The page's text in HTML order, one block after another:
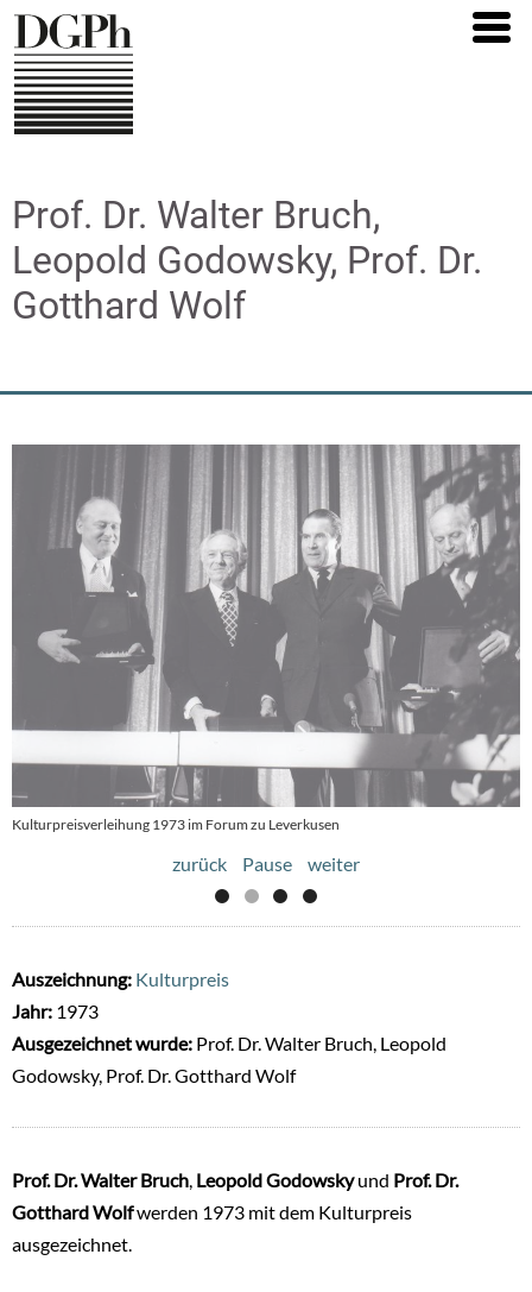
Direkt
zum
Inhalt
Prof. Dr. Walter Bruch,
Leopold Godowsky, Prof. Dr.
Gotthard Wolf
Kulturpreisverleihung 1973 im Forum zu Leverkusen
Kulturpreisverleihung 1973 im Forum zu Leverkusen
zurück Pause weiter
Auszeichnung: Kulturpreis
Jahr: 1973
Ausgezeichnet wurde: Prof. Dr. Walter Bruch, Leopold
Godowsky, Prof. Dr. Gotthard Wolf
Prof. Dr. Walter Bruch, Leopold Godowskyund Prof. Dr.
Gotthard Wolfwerden 1973 mit dem Kulturpreis
ausgezeichnet.